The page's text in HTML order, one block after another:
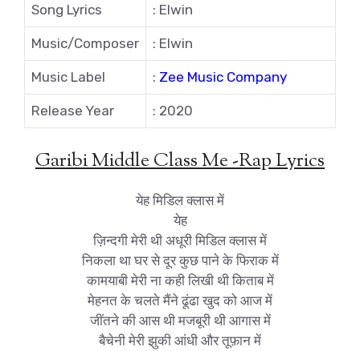
Song Lyrics : Elwin
Music/Composer : Elwin
Music Label : Zee Music Company
Release Year : 2020
Garibi Middle Class Me -Rap Lyrics
येह मिडिल क्लास में
येह
ज़िन्दगी मेरी थी अधूरी मिडिल क्लास में
निकला था घर से दूर कुछ पाने के फिराक में
कामयाबी मेरी ना कही लिखी थी किताब में
मेहनत के चलते मैंने ढूंढा खुद को आज में
जींतने की आस थी मजबूरी थी आगास में
बैचेनी मेरी झुकी आंधी और तूफ़ान में